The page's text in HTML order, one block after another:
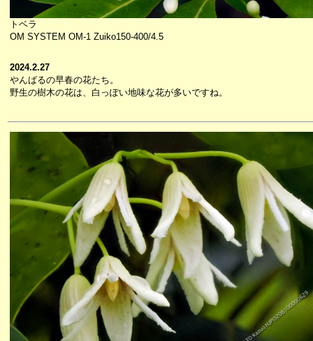
トベラ
OM SYSTEM OM-1 Zuiko150-400/4.5
2024.2.27
やんばるの早春の花たち。
野生の樹木の花は、白っぽい地味な花が多いですね。